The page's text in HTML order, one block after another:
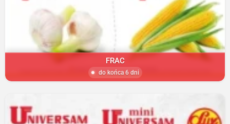
FRAC
do końca 6 dni